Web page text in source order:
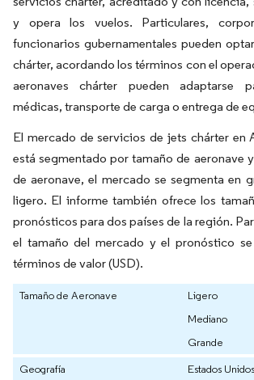
y opera los vuelos. Particulares,
funcionarios gubernamentales pueden
chárter, acordando los términos con el
aeronaves chárter pueden adaptarse
médicas, transporte de carga o entrega de
El mercado de servicios de jets chárter en
está segmentado por tamaño de aeronave
de aeronave, el mercado se segmenta en
ligero. El informe también ofrece los
pronósticos para dos países de la región.
el tamaño del mercado y el pronóstico
términos de valor (USD).
Tamaño de Aeronave
Ligero
Mediano
Grande
Geografía
Estados Unidos